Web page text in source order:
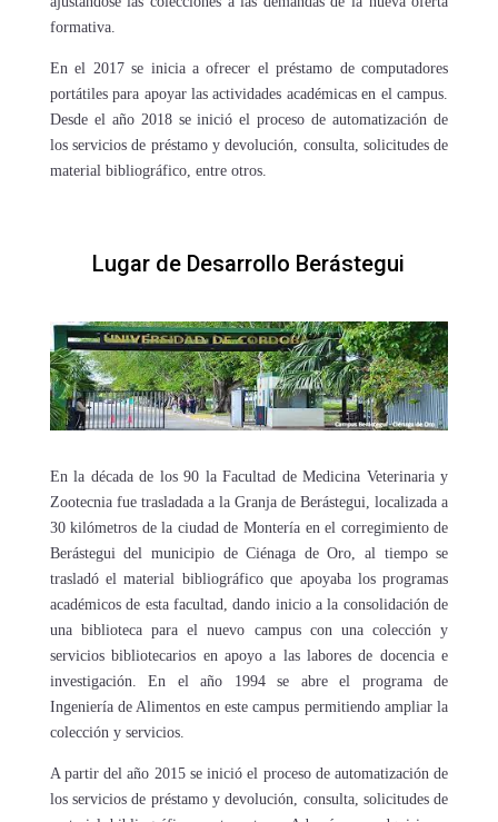
formativa.
En el 2017 se inicia a ofrecer el préstamo de computadores
portátiles para apoyar las actividades académicas en el campus.
Desde el año 2018 se inició el proceso de automatización de
los servicios de préstamo y devolución, consulta, solicitudes de
material bibliográfico, entre otros.
Lugar de Desarrollo Berástegui
En la década de los 90 la Facultad de Medicina Veterinaria y
Zootecnia fue trasladada a la Granja de Berástegui, localizada a
30 kilómetros de la ciudad de Montería en el corregimiento de
Berástegui del municipio de Ciénaga de Oro, al tiempo se
trasladó el material bibliográfico que apoyaba los programas
académicos de esta facultad, dando inicio a la consolidación de
una biblioteca para el nuevo campus con una colección y
servicios bibliotecarios en apoyo a las labores de docencia e
investigación. En el año 1994 se abre el programa de
Ingeniería de Alimentos en este campus permitiendo ampliar la
colección y servicios.
A partir del año 2015 se inició el proceso de automatización de
los servicios de préstamo y devolución, consulta, solicitudes de